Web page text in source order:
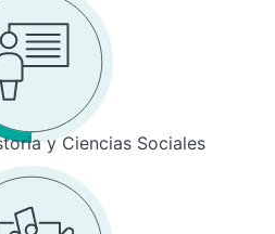
y Ciencias Sociales